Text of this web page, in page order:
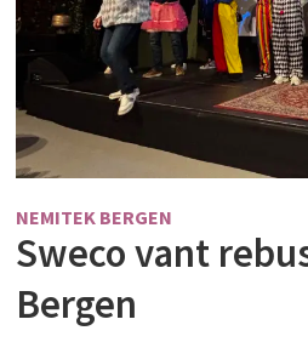
NEMITEK BERGEN
Sweco vant
Bergen